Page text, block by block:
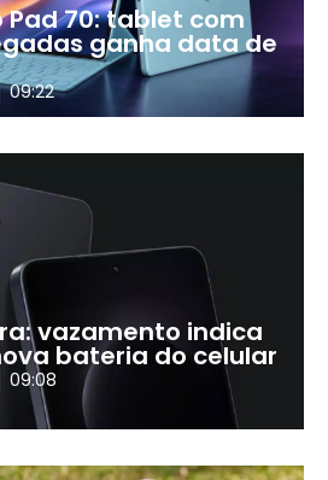
Pad 70: tablet com
ganha data de
09:22
vazamento indica
bateria do celular
09:08